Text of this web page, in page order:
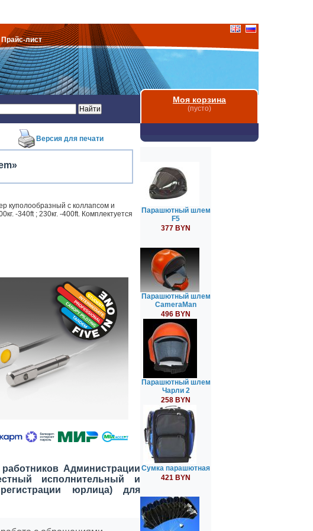
Прайс-лист
Версия для печати
куполообразный с коллапсом и
-340ft ; 230кг. -400ft. Комплектуется
Администрации
исполнительный и
юрлица) для
Моя корзина
(пусто)
Парашютный шлем
F5
377 BYN
Парашютный шлем
CameraMan
496 BYN
Парашютный шлем
Чарли 2
258 BYN
Сумка парашютная
421 BYN